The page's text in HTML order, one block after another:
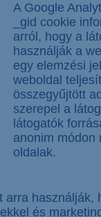
A Google
_gid cookie
arról, hogy a
használják a
egy elemzési
weboldal
összegyűjtött
szerepel a
látogatók
anonim módon
oldalak.
arra használják,
és